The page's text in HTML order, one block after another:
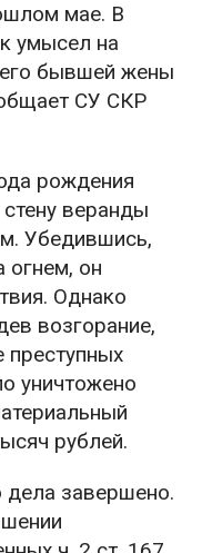
мае. В
умысел на
его бывшей жены
СУ СКР
рождения
веранды
Убедившись,
огнем, он
Однако
возгорание,
преступных
уничтожено
рублей.
дела завершено.